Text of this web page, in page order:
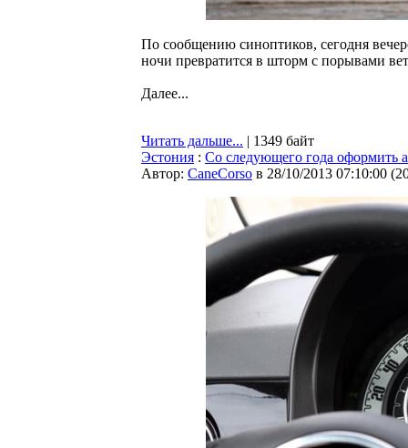
По сообщению синоптиков, сегодня
ночи превратится в шторм с порывами
Далее...
Читать дальше... | 1349 байт
Эстония : Со следующего года оформить
Автор: CaneCorso в 28/10/2013 07:10:00 (